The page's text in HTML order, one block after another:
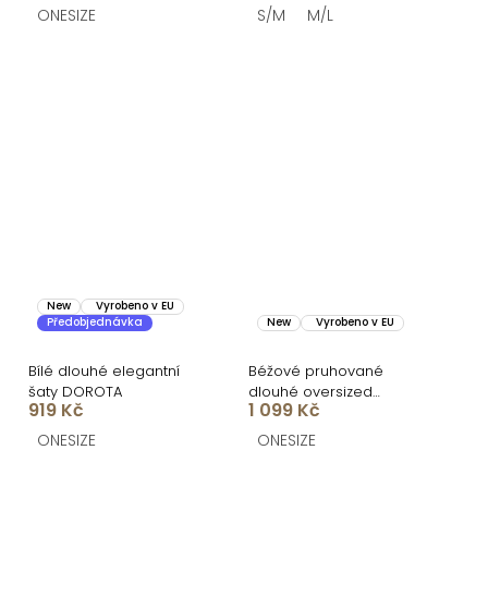
ONESIZE S/M M/L
New
Vyrobeno v EU
Předobjednávka
Bílé dlouhé elegantní
šaty DOROTA
919 Kč
ONESIZE
New Vyrobeno v EU
Béžové pruhované
dlouhé oversized
bavlněné maxi košilové
šaty FLARETA
1 099 Kč
ONESIZE